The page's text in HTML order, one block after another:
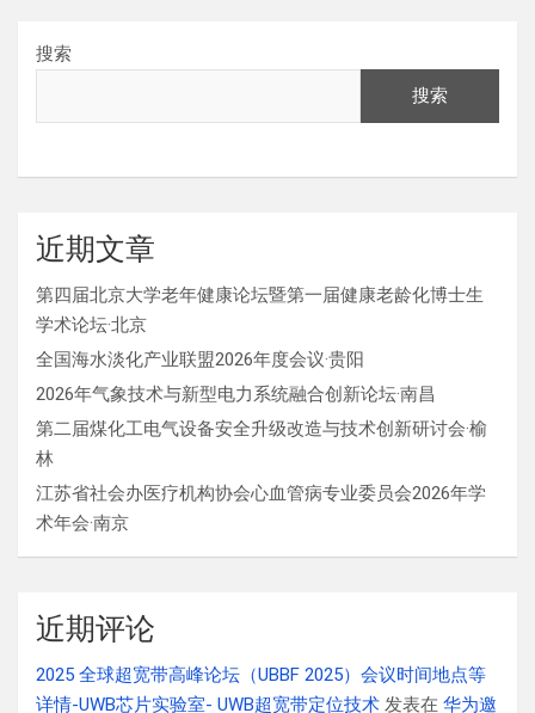
搜索
搜索
近期文章
第四届北京大学老年健康论坛暨第一届健康老龄化博士生
学术论坛·北京
全国海水淡化产业联盟2026年度会议·贵阳
2026年气象技术与新型电力系统融合创新论坛·南昌
第二届煤化工电气设备安全升级改造与技术创新研讨会·榆
林
江苏省社会办医疗机构协会心血管病专业委员会2026年学
术年会·南京
近期评论
2025 全球超宽带高峰论坛（UBBF 2025）会议时间地点等
详情-UWB芯片实验室- UWB超宽带定位技术 发表在 华为邀